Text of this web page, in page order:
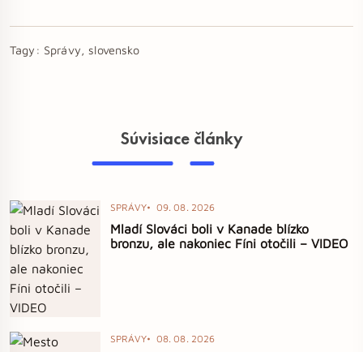
Tagy: Správy, slovensko
Súvisiace články
SPRÁVY 09. 08. 2026
Mladí Slováci boli v Kanade blízko
bronzu, ale nakoniec Fíni otočili – VIDEO
SPRÁVY 08. 08. 2026